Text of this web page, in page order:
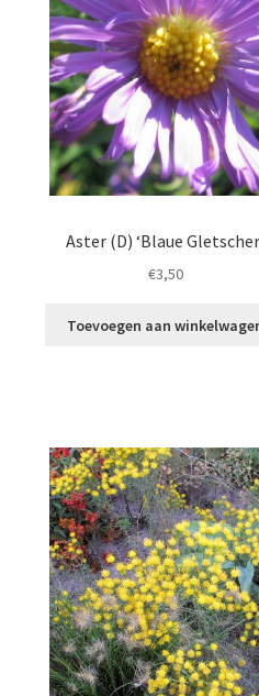
Aster (D) ‘Blaue
€3,50
Toevoegen aan